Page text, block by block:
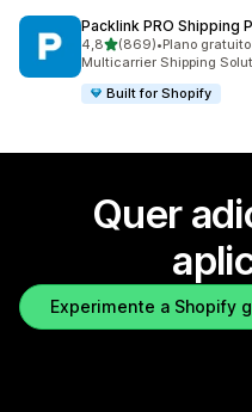
Packlink PRO Shipping
4,8de 5 estrelas
(869)
869 total de avaliações
•Plano
Multicarrier Shipping
Built for Shopify
Quer
Experimente a Shopify